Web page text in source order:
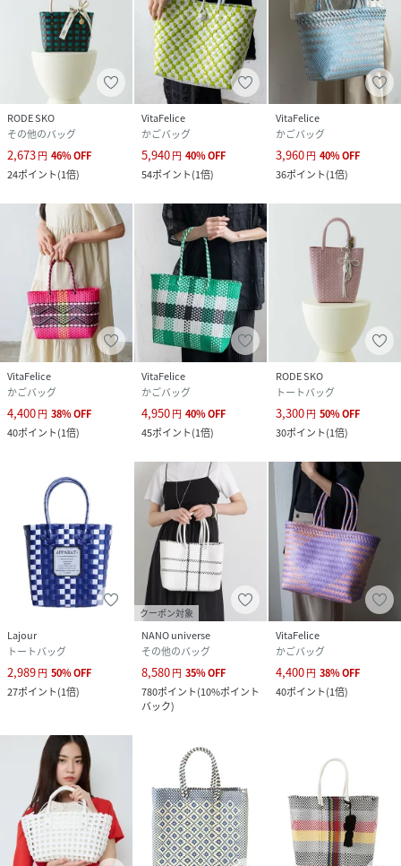
RODE SKO
その他のバッグ
2,673円 46%OFF
24ポイント(1倍)
VitaFelice
かごバッグ
5,940円 40%OFF
54ポイント(1倍)
VitaFelice
かごバッグ
3,960円 40%OFF
36ポイント(1倍)
VitaFelice
かごバッグ
4,400円 38%OFF
40ポイント(1倍)
VitaFelice
かごバッグ
4,950円 40%OFF
45ポイント(1倍)
RODE SKO
トートバッグ
3,300円 50%OFF
30ポイント(1倍)
Lajour
トートバッグ
2,989円 50%OFF
27ポイント(1倍)
クーポン対象
NANO universe
その他のバッグ
8,580円 35%OFF
780ポイント(10%ポイント
バック)
VitaFelice
かごバッグ
4,400円 38%OFF
40ポイント(1倍)